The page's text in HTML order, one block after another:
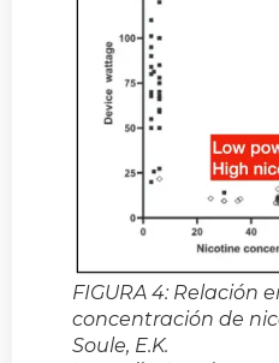
FIGURA 4: Relación
concentración de
Soule, E.K.